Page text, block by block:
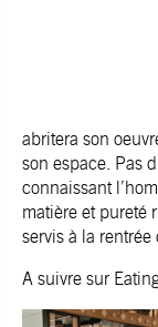
abritera son
son espace. Pas
connaissant
matière et pureté
servis à la rentrée
A suivre sur